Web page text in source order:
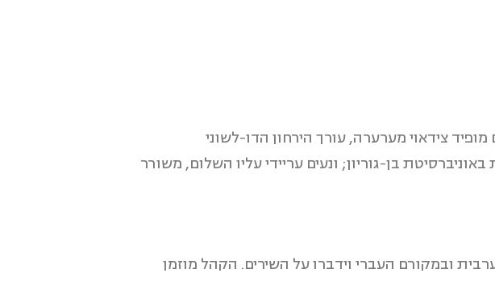
צידאוי מערערה, עורך הירחון הדו-לשוני
בן-גוריון; ונעים עריידי עליו השלום, משורר
ובמקורם העברי וידברו על השירים. הקהל מוזמן